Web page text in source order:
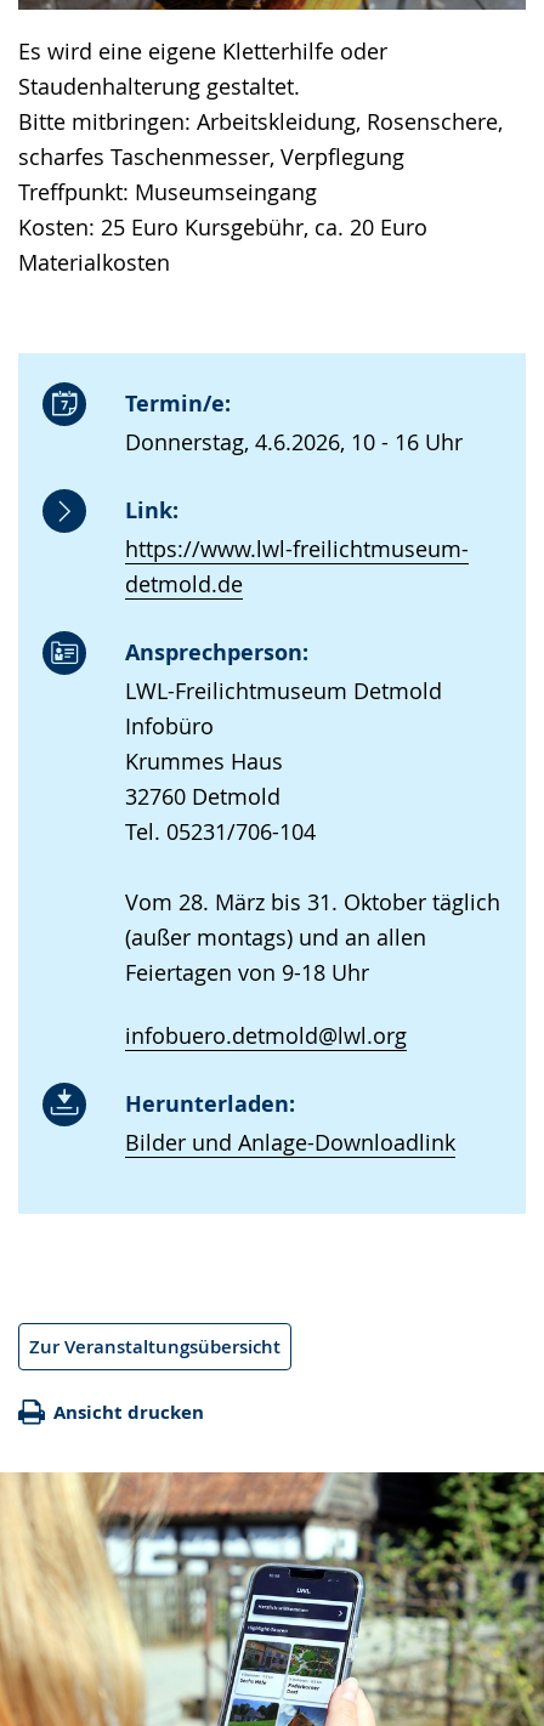
Es wird eine eigene Kletterhilfe oder
Staudenhalterung gestaltet.
Bitte mitbringen: Arbeitskleidung, Rosenschere,
scharfes Taschenmesser, Verpflegung
Treffpunkt: Museumseingang
Kosten: 25 Euro Kursgebühr, ca. 20 Euro
Materialkosten
Termin/e:
Donnerstag, 4.6.2026, 10 - 16 Uhr
Link:
https://www.lwl-freilichtmuseum-
detmold.de
Ansprechperson:
LWL-Freilichtmuseum Detmold
Infobüro
Krummes Haus
32760 Detmold
Tel. 05231/706-104
Vom 28. März bis 31. Oktober täglich
(außer montags) und an allen
Feiertagen von 9-18 Uhr
infobuero.detmold@lwl.org
Herunterladen:
Bilder und Anlage-Downloadlink
Zur Veranstaltungsübersicht
Ansicht drucken